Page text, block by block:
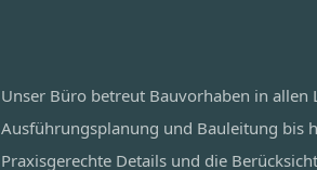
Unser Büro betreut Bauvorhaben in
Ausführungsplanung und Bauleitung bis
Praxisgerechte Details und die